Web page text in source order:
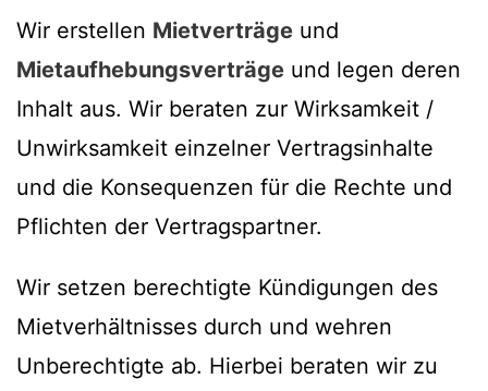
Wir erstellen Mietverträge und
Mietaufhebungsverträge und legen deren
Inhalt aus. Wir beraten zur Wirksamkeit /
Unwirksamkeit einzelner Vertragsinhalte
und die Konsequenzen für die Rechte und
Pflichten der Vertragspartner.
Wir setzen berechtigte Kündigungen des
Mietverhältnisses durch und wehren
Unberechtigte ab. Hierbei beraten wir zu